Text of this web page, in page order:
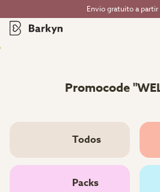
Envio gratuito a
Promocode
Todos
Packs